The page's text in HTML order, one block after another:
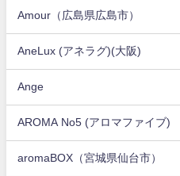
Amour（広島県広島市）
AneLux (アネラグ)(大阪)
Ange
AROMA No5 (アロマファイブ)
aromaBOX（宮城県仙台市）